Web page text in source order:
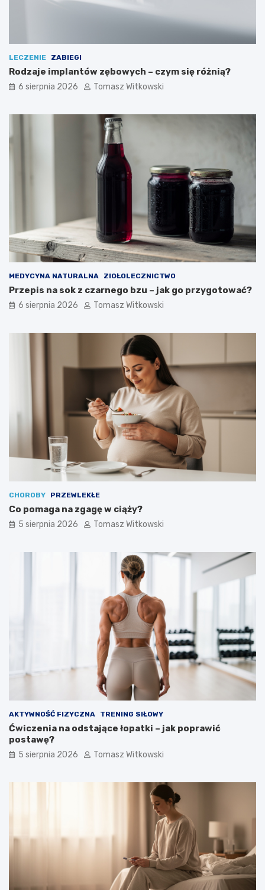
LECZENIE ZABIEGI
Rodzaje implantów zębowych – czym się różnią?
6 sierpnia 2026 Tomasz Witkowski
MEDYCYNA NATURALNA ZIOŁOLECZNICTWO
Przepis na sok z czarnego bzu – jak go przygotować?
6 sierpnia 2026 Tomasz Witkowski
CHOROBY PRZEWLEKŁE
Co pomaga na zgagę w ciąży?
5 sierpnia 2026 Tomasz Witkowski
AKTYWNOŚĆ FIZYCZNA TRENING SIŁOWY
Ćwiczenia na odstające łopatki – jak poprawić
postawę?
5 sierpnia 2026 Tomasz Witkowski